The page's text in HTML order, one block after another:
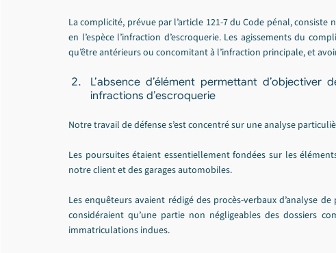
La complicité, prévue par l’article 121-7 du Code pénal, consiste
en l’espèce l’infraction d’escroquerie. Les agissements du
qu’être antérieurs ou concomitant à l’infraction principale, et
L’absence d’élément permettant
infractions d’escroquerie
Notre travail de défense s’est concentré sur une analyse
Les poursuites étaient essentiellement fondées sur les
notre client et des garages automobiles.
Les enquêteurs avaient rédigé des procès-verbaux d’analyse
considéraient qu’une partie non négligeables des dossiers
immatriculations indues.